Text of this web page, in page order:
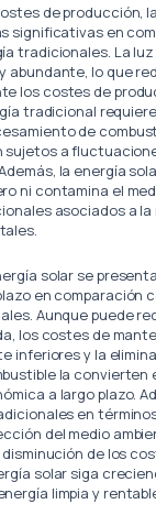
de producción,
significativas en
tradicionales. La
abundante, lo que
los costes de
tradicional
de
a
la energía
ni contamina el
asociados a
solar se
en comparación
Aunque puede
los costes de
inferiores y la
la convierten
a largo plazo.
en
del medio
de los
solar siga
limpia y